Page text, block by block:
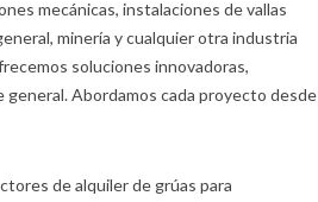
mecánicas, instalaciones de vallas
minería y cualquier otra industria
soluciones innovadoras,
Abordamos cada proyecto desde
de alquiler de grúas para